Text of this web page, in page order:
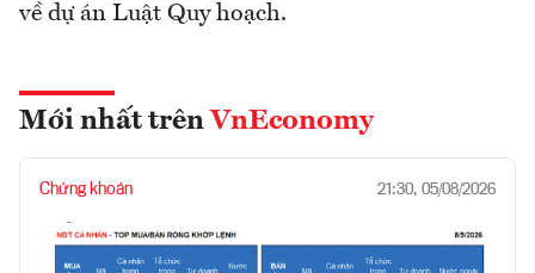
về dự án Luật Quy hoạch.
Mới nhất trên VnEconomy
Chứng khoán 21:30, 05/08/2026